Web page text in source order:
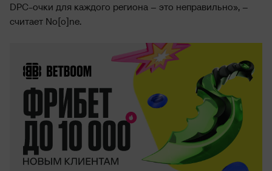
DPC-очки для каждого региона – это неправильно», –
считает No[o]ne.